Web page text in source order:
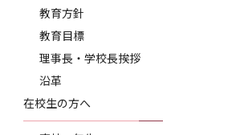
教育方針
教育目標
理事長・学校長挨拶
沿革
在校生の方へ